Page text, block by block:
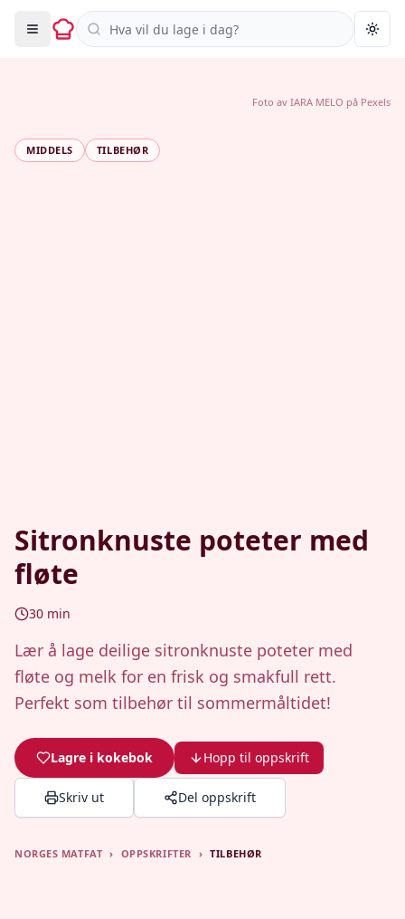
Søk i oppskrifter
MIDDELS TILBEHØR
Sitronknuste poteter med
fløte
30 min
Lær å lage deilige sitronknuste poteter med
fløte og melk for en frisk og smakfull rett.
Perfekt som tilbehør til sommermåltidet!
Lagre i kokebok Hopp til oppskrift
Skriv ut Del oppskrift
Foto av IARA MELO på Pexels
NORGES MATFAT › OPPSKRIFTER › TILBEHØR